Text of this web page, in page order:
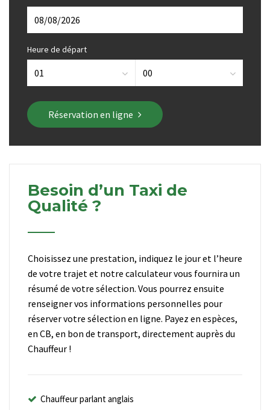
Heure de départ
Réservation en ligne
Besoin d’un Taxi de
Qualité ?
Choisissez une prestation, indiquez le jour et l’heure
de votre trajet et notre calculateur vous fournira un
résumé de votre sélection. Vous pourrez ensuite
renseigner vos informations personnelles pour
réserver votre sélection en ligne. Payez en espèces,
en CB, en bon de transport, directement auprès du
Chauffeur !
Chauffeur parlant anglais